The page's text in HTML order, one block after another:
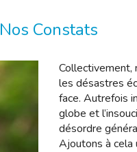
Nos Constats
Collectivement,
les désastres
face. Autrefois
globe et
désordre
Ajoutons à cela